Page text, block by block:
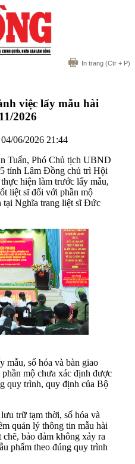
In trang (Ctr + P)
việc lấy mẫu hài
2026
04/06/2026 21:44
Tuấn, Phó Chủ tịch UBND
tỉnh Lâm Đồng chủ trì Hội
hiện làm trước lấy mẫu,
liệt sĩ đối với phần mộ
tại Nghĩa trang liệt sĩ Đức
mẫu, số hóa và bàn giao
mộ chưa xác định được
quy trình, quy định của Bộ
trữ tạm thời, số hóa và
quản lý thông tin mẫu hài
bảo đảm không xảy ra
phẩm theo đúng quy trình